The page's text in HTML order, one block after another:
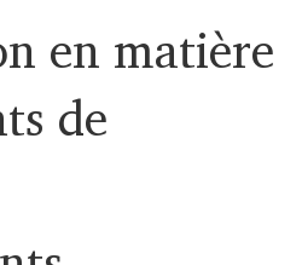
en matière
de